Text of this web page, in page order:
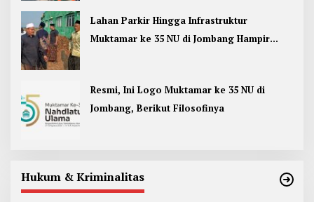
Lahan Parkir Hingga Infrastruktur
Muktamar ke 35 NU di Jombang Hampir
Resmi, Ini Logo Muktamar ke 35 NU di
Jombang, Berikut Filosofinya
Hukum & Kriminalitas